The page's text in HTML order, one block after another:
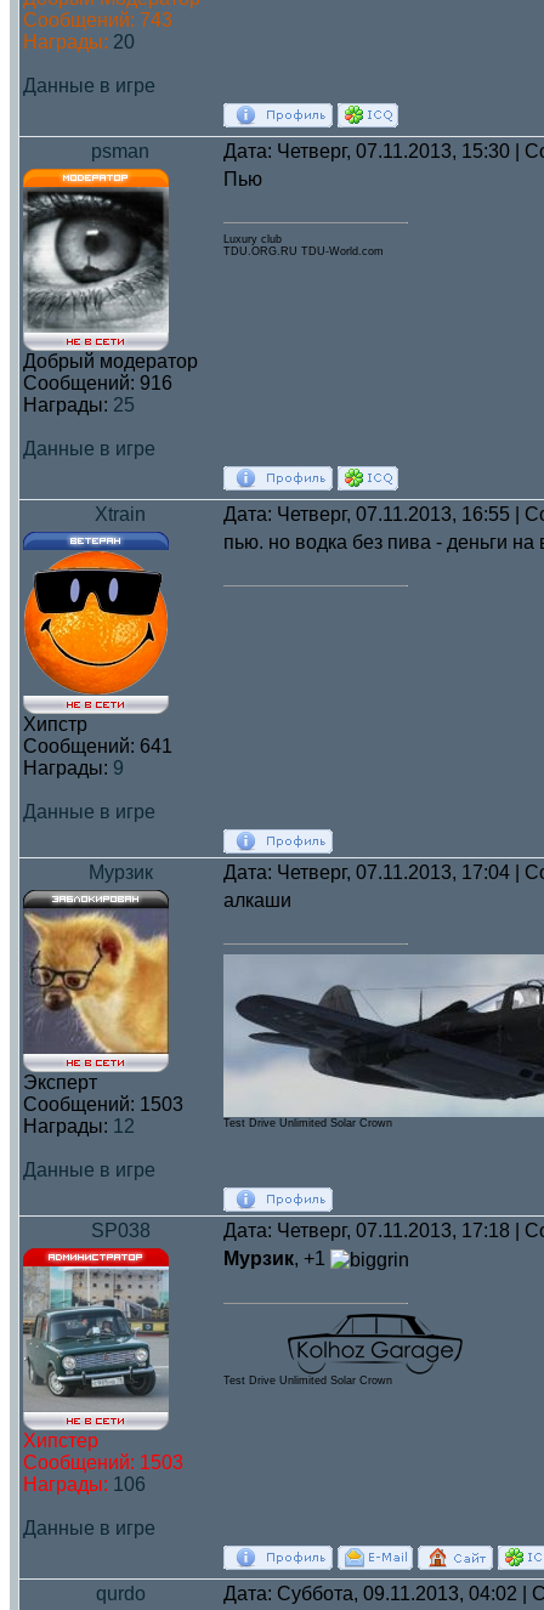
Сообщений: 743
Награды: 20
Данные в игре
psman Дата: Четверг, 07.11.2013, 15:30 |
Добрый модератор
Сообщений: 916
Награды: 25
Данные в игре
Пью
Luxury club
TDU.ORG.RU TDU-World.com
Xtrain Дата: Четверг, 07.11.2013, 16:55 |
Хипстр
Сообщений: 641
Награды: 9
Данные в игре
пью. но водка без пива - деньги
Мурзик Дата: Четверг, 07.11.2013, 17:04 |
Эксперт
Сообщений: 1503
Награды: 12
Данные в игре
алкаши
Test Drive Unlimited Solar Crown
SP038 Дата: Четверг, 07.11.2013, 17:18 |
Хипстер
Сообщений: 1503
Награды: 106
Данные в игре
Мурзик, +1
Test Drive Unlimited Solar Crown
qurdo Дата: Суббота, 09.11.2013, 04:02 |